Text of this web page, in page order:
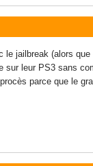
jailbreak (alors
sur leur PS3 sans
parce que le